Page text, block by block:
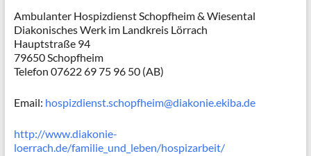
Ambulanter Hospizdienst Schopfheim & Wiesental
Diakonisches Werk im Landkreis Lörrach
Hauptstraße 94
79650 Schopfheim
Telefon 07622 69 75 96 50 (AB)
Email: hospizdienst.schopfheim@diakonie.ekiba.de
http://www.diakonie-
loerrach.de/familie_und_leben/hospizarbeit/